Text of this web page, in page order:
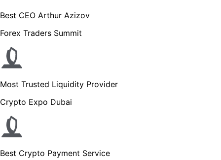
Best CEO Arthur Azizov
Forex Traders Summit
Most Trusted Liquidity Provider
Crypto Expo Dubai
Best Crypto Payment Service